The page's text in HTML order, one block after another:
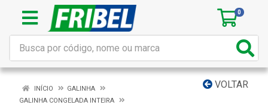
0
VOLTAR
INÍCIO
GALINHA
GALINHA CONGELADA INTEIRA